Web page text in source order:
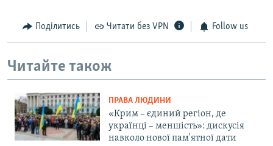
Поділитись Читати без VPN Follow us
Читайте також
ПРАВА ЛЮДИНИ
«Крим – єдиний регіон, де
українці – меншість»: дискусія
навколо нової пам'ятної дати